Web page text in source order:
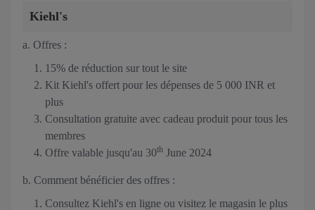
Kiehl's
a. Offres :
15% de réduction sur tout le site
Kit Kiehl's offert pour les dépenses de 5 000 INR et
plus
Consultation gratuite avec cadeau produit pour tous les
membres
Offre valable jusqu'au 30th June 2024
b. Comment bénéficier des offres :
Consultez Kiehl's en ligne ou visitez le magasin le plus